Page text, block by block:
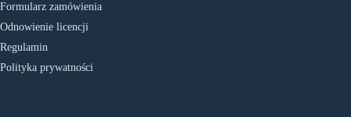
Formularz zamówienia
Odnowienie licencji
Regulamin
Polityka prywatności